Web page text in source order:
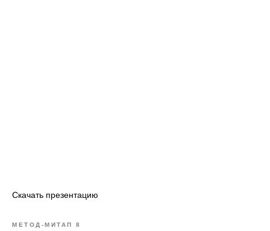
Скачать презентацию
МЕТОД-МИТАП 8